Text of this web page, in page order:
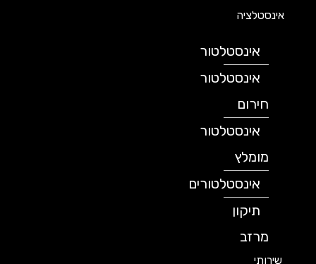
אינסטלציה
אינסטלטור
אינסטלטור
חירום
אינסטלטור
מומלץ
אינסטלטורים
תיקון
מרזב
שירותי